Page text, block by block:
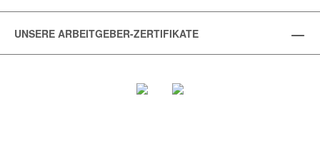
UNSERE ARBEITGEBER-ZERTIFIKATE